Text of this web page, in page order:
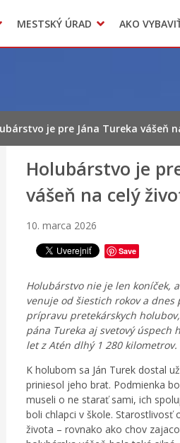
MESTSKÝ ÚRAD AKO
je pre Jána Tureka vášeň
Holubárstvo je
vášeň na celý
10. marca 2026
Save
Holubárstvo nie je len koníček,
venuje od šiestich rokov a
prípravu pretekárskych
pána Tureka aj svetový úspech
let z Atén dlhý 1 280 kilometrov.
K holubom sa Ján Turek dostal
priniesol jeho brat. Podmienka
museli o ne starať sami, ich
boli chlapci v škole. Starostlivosť
života – rovnako ako chov